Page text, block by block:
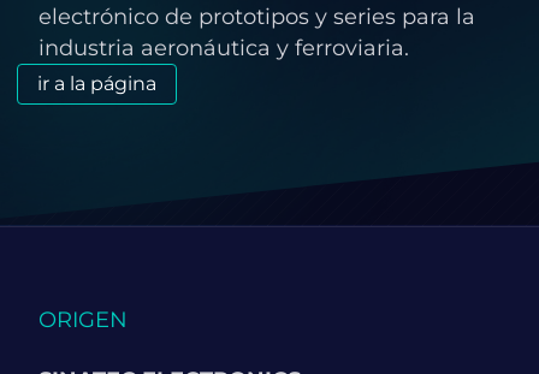
electrónico de prototipos y series para la
industria aeronáutica y ferroviaria.
ir a la página
ORIGEN